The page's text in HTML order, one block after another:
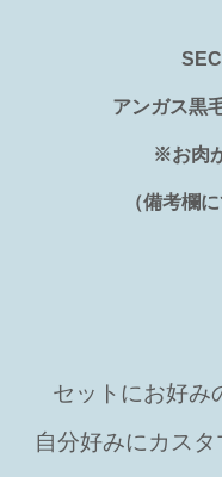
アンガス黒毛
※お肉が苦
（備考欄
セットにお好み
自分好みにカス